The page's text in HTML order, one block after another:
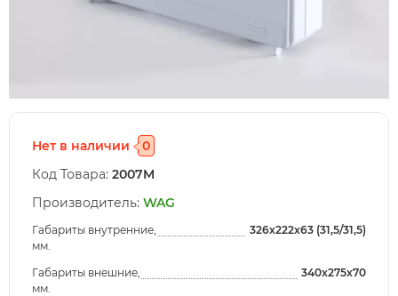
Нет в наличии
0
Код Товара: 2007M
Производитель: WAG
Габариты внутренние,
мм.
326x222x63 (31,5/31,5)
Габариты внешние,
мм.
340x275x70